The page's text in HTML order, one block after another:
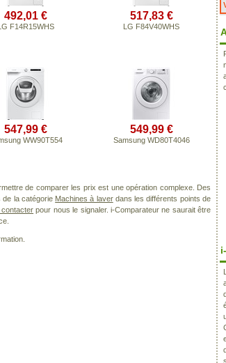
492,01 €
F14R15WHS
517,83 €
LG F84V40WHS
547,99 €
WW90T554
549,99 €
Samsung WD80T4046
de comparer les prix est une opération complexe. Des
de la catégorie Machines à laverdans les différents points de
contacter pour nous le signaler. i-Comparateur ne saurait être